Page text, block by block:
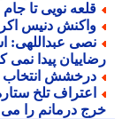
قلعه نویی تا جام ملت های
واکنش دنیس اکرت
نصی عبداللهی:
پیدا نمی کند!
درخشش انتخاب
اعتراف تلخ ستاره
درمانم را می